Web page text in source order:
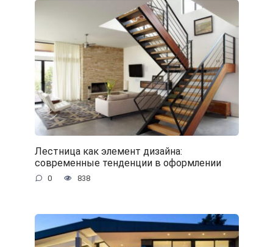
Лестница как элемент дизайна:
современные тенденции в оформлении
0 838